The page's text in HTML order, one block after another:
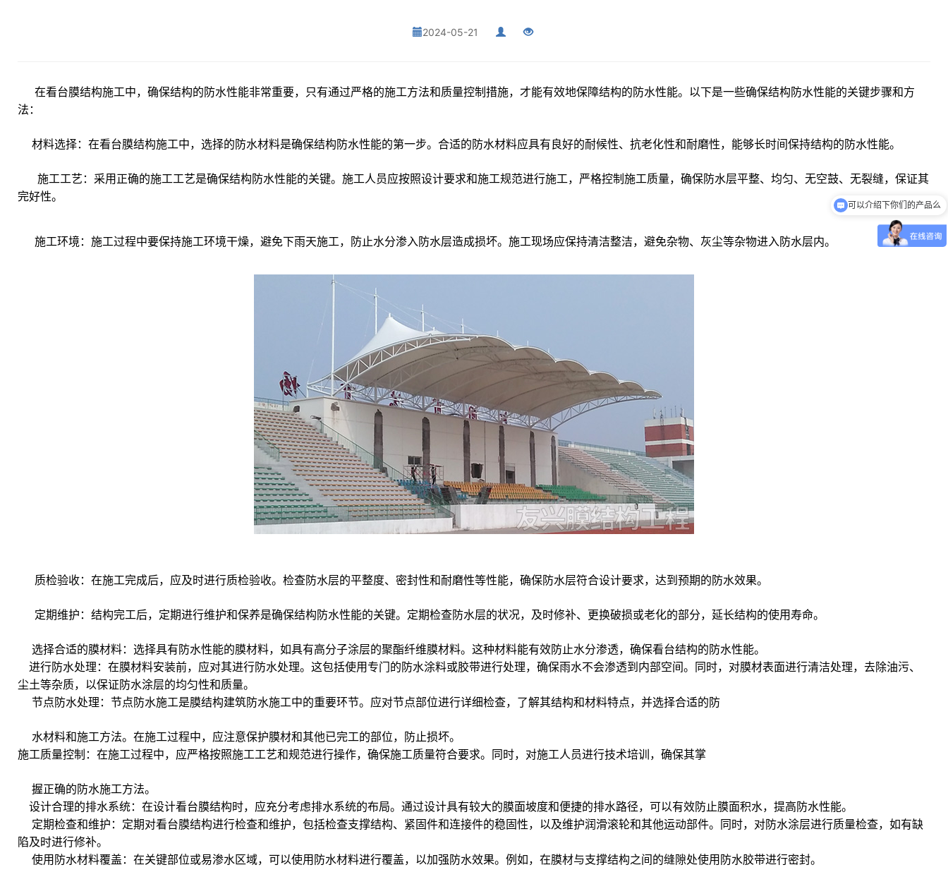
2024-05-21
在看台膜结构施工中，确保结构的防水性能非常重要，只有通过严格的施工方法和质量控制措施，才能有效地保障结构的防水性能。以下是一些确保结构防水性能的关键步骤和方
法：
材料选择：在看台膜结构施工中，选择的防水材料是确保结构防水性能的第一步。合适的防水材料应具有良好的耐候性、抗老化性和耐磨性，能够长时间保持结构的防水性能。
施工工艺：采用正确的施工工艺是确保结构防水性能的关键。施工人员应按照设计要求和施工规范进行施工，严格控制施工质量，确保防水层平整、均匀、无空鼓、无裂缝，保证其
完好性。
施工环境：施工过程中要保持施工环境干燥，避免下雨天施工，防止水分渗入防水层造成损坏。施工现场应保持清洁整洁，避免杂物、灰尘等杂物进入防水层内。
质检验收：在施工完成后，应及时进行质检验收。检查防水层的平整度、密封性和耐磨性等性能，确保防水层符合设计要求，达到预期的防水效果。
定期维护：结构完工后，定期进行维护和保养是确保结构防水性能的关键。定期检查防水层的状况，及时修补、更换破损或老化的部分，延长结构的使用寿命。
选择合适的膜材料：选择具有防水性能的膜材料，如具有高分子涂层的聚酯纤维膜材料。这种材料能有效防止水分渗透，确保看台结构的防水性能。
进行防水处理：在膜材料安装前，应对其进行防水处理。这包括使用专门的防水涂料或胶带进行处理，确保雨水不会渗透到内部空间。同时，对膜材表面进行清洁处理，去除油污、
尘土等杂质，以保证防水涂层的均匀性和质量。
节点防水处理：节点防水施工是膜结构建筑防水施工中的重要环节。应对节点部位进行详细检查，了解其结构和材料特点，并选择合适的防
水材料和施工方法。在施工过程中，应注意保护膜材和其他已完工的部位，防止损坏。
施工质量控制：在施工过程中，应严格按照施工工艺和规范进行操作，确保施工质量符合要求。同时，对施工人员进行技术培训，确保其掌
握正确的防水施工方法。
设计合理的排水系统：在设计看台膜结构时，应充分考虑排水系统的布局。通过设计具有较大的膜面坡度和便捷的排水路径，可以有效防止膜面积水，提高防水性能。
定期检查和维护：定期对看台膜结构进行检查和维护，包括检查支撑结构、紧固件和连接件的稳固性，以及维护润滑滚轮和其他运动部件。
同时，对防水涂层进行质量检查，如有缺
陷及时进行修补。
使用防水材料覆盖：在关键部位或易渗水区域，可以使用防水材料进行覆盖，以加强防水效果。例如，在膜材与支撑结构之间的缝隙处使用 防水胶带进行密封。
可以介绍下你们的产品么
你们是怎么收费的呢